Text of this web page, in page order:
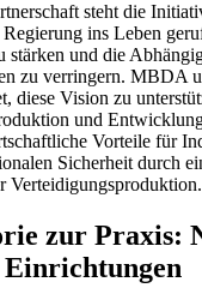
steht die
ins Leben
stärken und die
zu verringern. MBDA
diese Vision zu
und
Vorteile für
Sicherheit durch
Verteidigungsproduktion.
zur Praxis: